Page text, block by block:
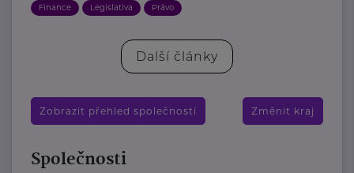
Finance Legislativa Právo
Další články
Zobrazit přehled společností Změnit kraj
Společnosti